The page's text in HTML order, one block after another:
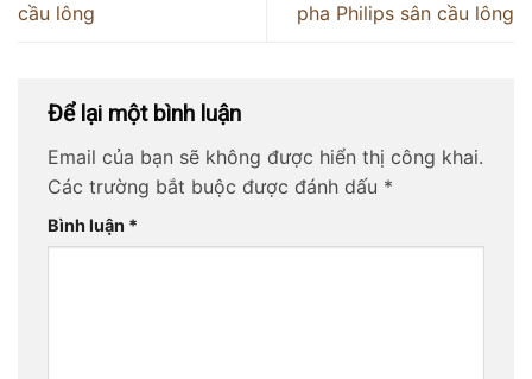
cầu lông pha Philips sân cầu lông
Để lại một bình luận
Email của bạn sẽ không được hiển thị công khai.
Các trường bắt buộc được đánh dấu *
Bình luận *